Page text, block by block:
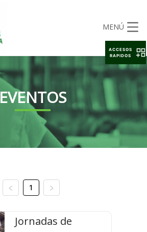
MENÚ
EVENTOS
1
Jornadas de
ACCESOS
RAPIDOS